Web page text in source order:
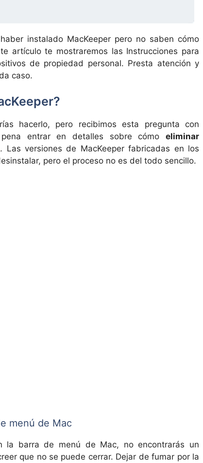
instalado MacKeeper pero no saben cómo
artículo te mostraremos las Instrucciones para
de propiedad personal. Presta atención y
caso.
hacerlo, pero recibimos esta pregunta con
entrar en detalles sobre cómo eliminar
. Las versiones de MacKeeper fabricadas en los
pero el proceso no es del todo sencillo.
menú de Mac
la barra de menú de Mac, no encontrarás un
que no se puede cerrar. Dejar de fumar por la